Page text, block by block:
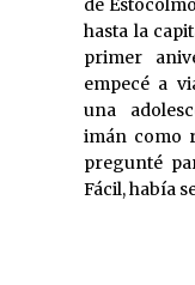
de
hasta la
primer
empecé a
una
imán como
pregunté
Fácil, había